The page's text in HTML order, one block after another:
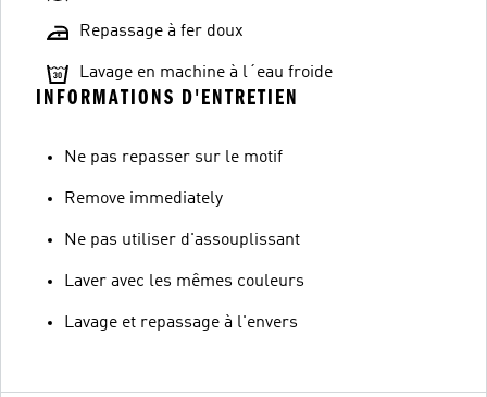
Repassage à fer doux
Lavage en machine à l´eau froide
INFORMATIONS D'ENTRETIEN
Ne pas repasser sur le motif
Remove immediately
Ne pas utiliser d'assouplissant
Laver avec les mêmes couleurs
Lavage et repassage à l'envers